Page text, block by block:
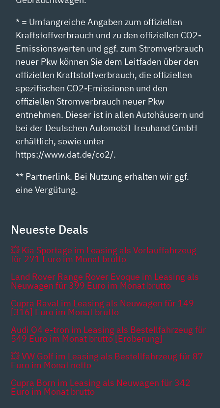
* = Umfangreiche Angaben zum offiziellen
Kraftstoffverbrauch und zu den offiziellen CO2-
Emissionswerten und ggf. zum Stromverbrauch
neuer Pkw können Sie dem Leitfaden über den
offiziellen Kraftstoffverbrauch, die offiziellen
spezifischen CO2-Emissionen und den
offiziellen Stromverbrauch neuer Pkw
entnehmen. Dieser ist in allen Autohäusern und
bei der Deutschen Automobil Treuhand GmbH
erhältlich, sowie unter
https://www.dat.de/co2/.
** Partnerlink. Bei Nutzung erhalten wir ggf.
eine Vergütung.
Neueste Deals
💥 Kia Sportage im Leasing als Vorlauffahrzeug
für 271 Euro im Monat brutto
Land Rover Range Rover Evoque im Leasing als
Neuwagen für 399 Euro im Monat brutto
Cupra Raval im Leasing als Neuwagen für 149
[316] Euro im Monat brutto
Audi Q4 e-tron im Leasing als Bestellfahrzeug für
549 Euro im Monat brutto [Eroberung]
💥 VW Golf im Leasing als Bestellfahrzeug für 87
Euro im Monat netto
Cupra Born im Leasing als Neuwagen für 342
Euro im Monat brutto